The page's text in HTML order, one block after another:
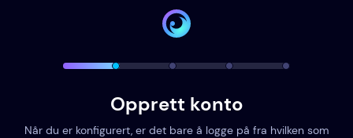
Opprett konto
Når du er konfigurert, er det bare å logge på fra hvilken som